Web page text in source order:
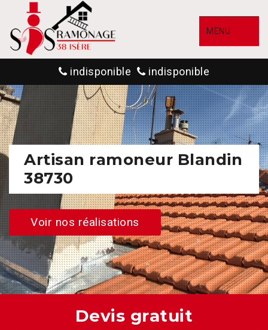
MENU
indisponible indisponible
Artisan ramoneur Blandin
38730
Voir nos réalisations
Devis gratuit